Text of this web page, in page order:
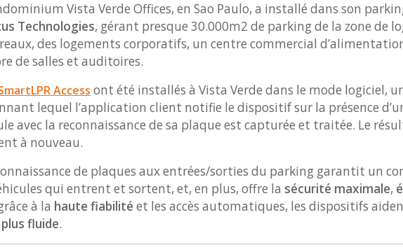
Vista Verde Offices, en Sao Paulo, a installé dans son
Technologies, gérant presque 30.000m2 de parking de la zone de
des logements corporatifs, un centre commercial
de salles et auditoires.
Access ont été installés à Vista Verde dans le mode logiciel,
lequel l’application client notifie le dispositif sur la présence
avec la reconnaissance de sa plaque est capturée et traitée. Le
à nouveau.
de plaques aux entrées/sorties du parking garantit un
qui entrent et sortent, et, en plus, offre la sécurité maximale,
à la haute fiabilité et les accès automatiques, les dispositifs
fluide.